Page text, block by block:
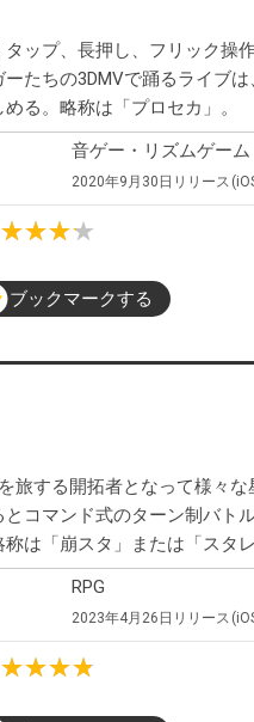
ップ、長押し、フリック操
たちの3DMVで踊るライブ
る。略称は「プロセカ」。
音ゲー・リズムゲーム
2020年9月30日 リリース
ブックマークする
する開拓者となって様々
コマンド式のターン制バト
は「崩スタ」または「スタレ
RPG
2023年4月26日 リリース